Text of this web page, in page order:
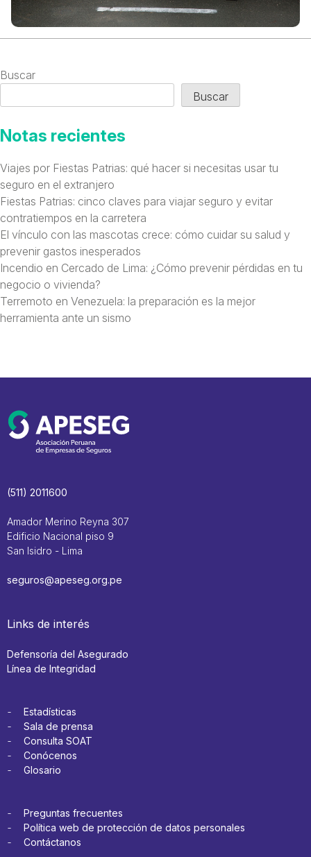
Buscar
Buscar
Notas recientes
Viajes por Fiestas Patrias: qué hacer si necesitas usar tu
seguro en el extranjero
Fiestas Patrias: cinco claves para viajar seguro y evitar
contratiempos en la carretera
El vínculo con las mascotas crece: cómo cuidar su salud y
prevenir gastos inesperados
Incendio en Cercado de Lima: ¿Cómo prevenir pérdidas en tu
negocio o vivienda?
Terremoto en Venezuela: la preparación es la mejor
herramienta ante un sismo
(511) 2011600
Amador Merino Reyna 307
Edificio Nacional piso 9
San Isidro - Lima
seguros@apeseg.org.pe
Links de interés
Defensoría del Asegurado
Línea de Integridad
Estadísticas
Sala de prensa
Consulta SOAT
Conócenos
Glosario
Preguntas frecuentes
Política web de protección de datos personales
Contáctanos